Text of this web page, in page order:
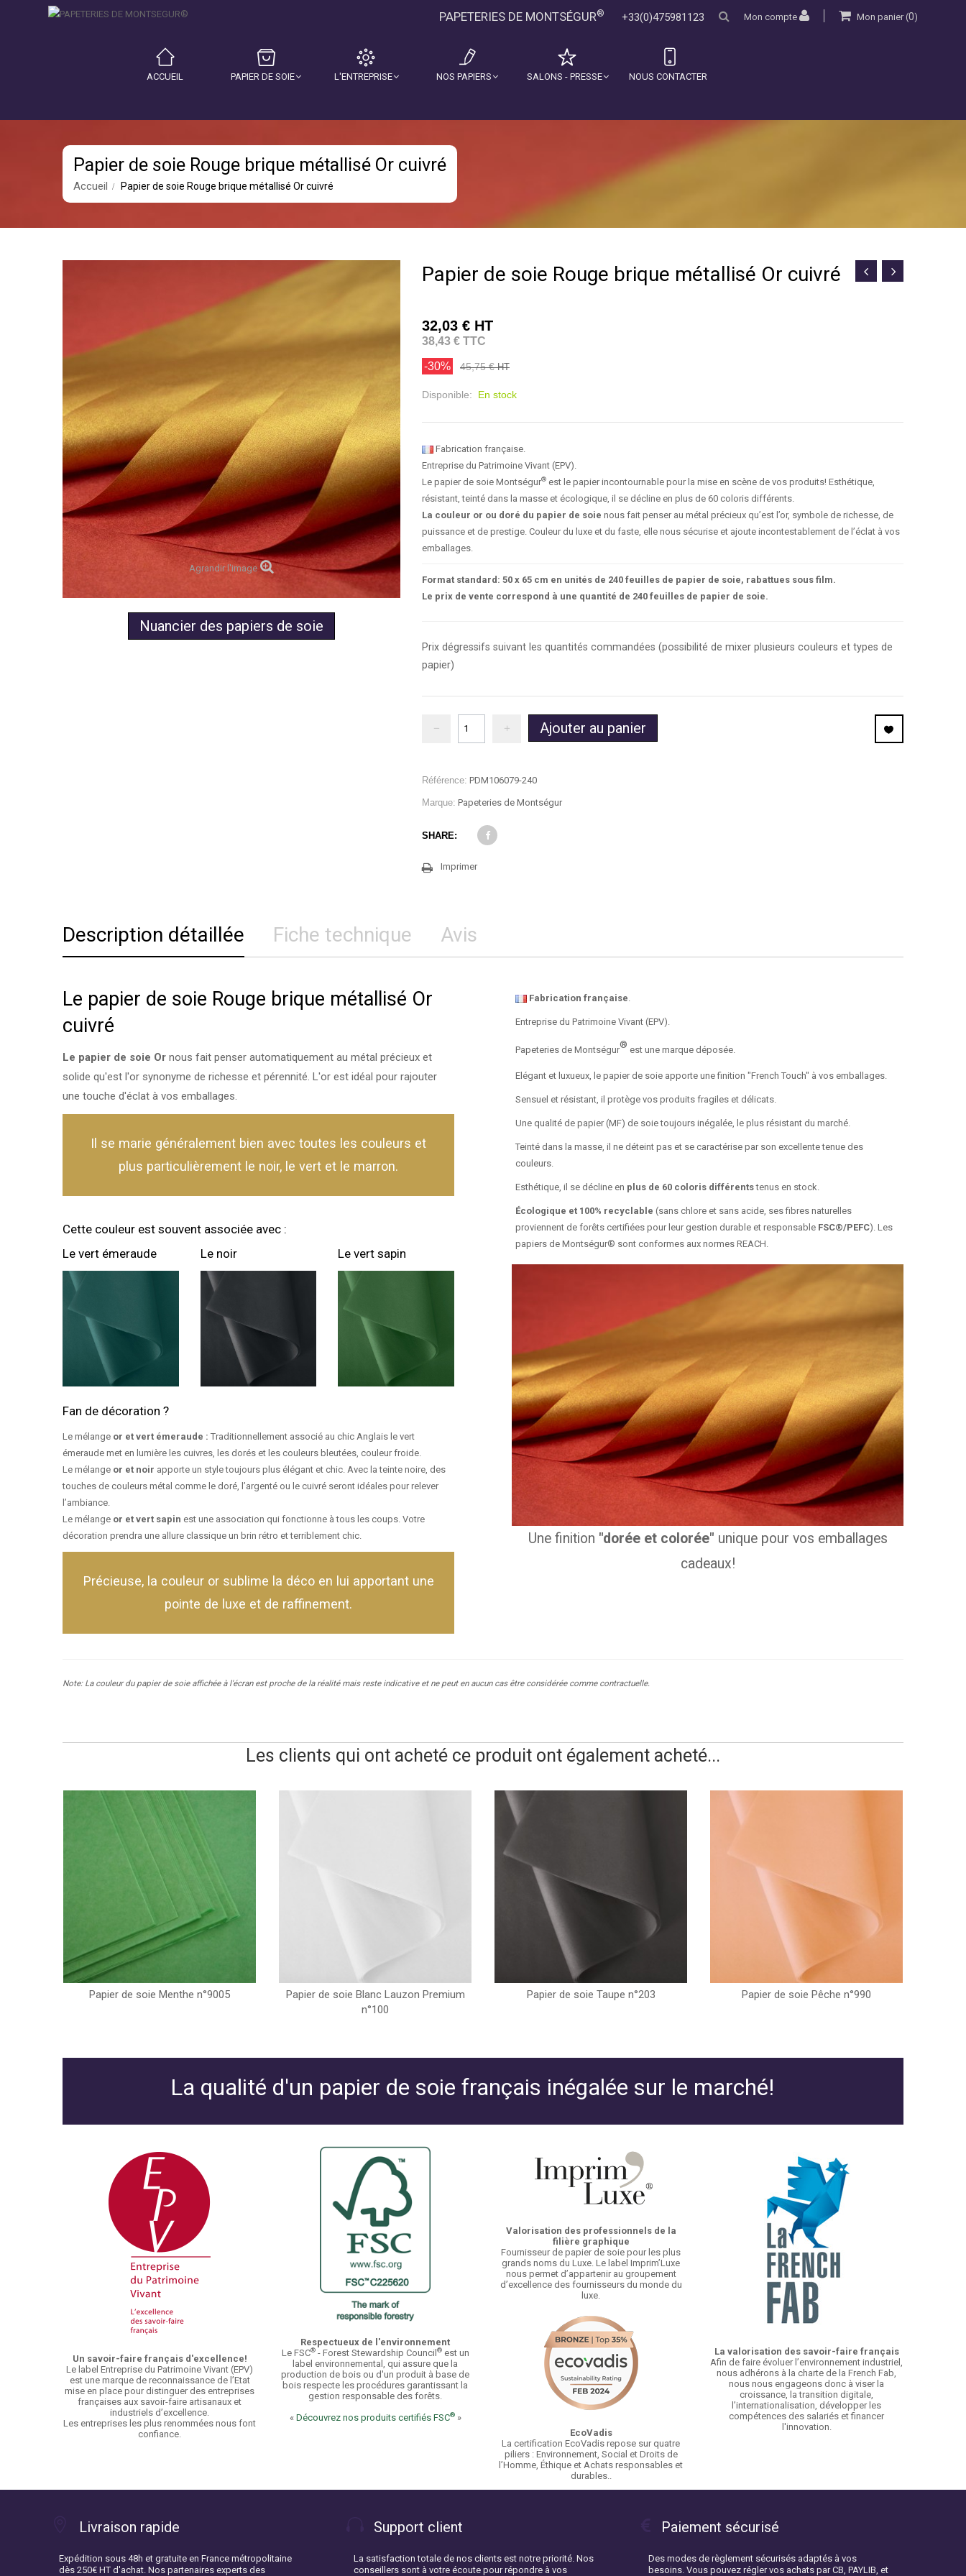
Mon panier(0)
Mon compte
PAPETERIES DE MONTSÉGUR® +33(0)475981123
ACCUEIL PAPIER DE SOIE L'ENTREPRISE NOS PAPIERS SALONS - PRESSE NOUS CONTACTER
Papier de soie Rouge brique métallisé Or cuivré
Accueil Papier de soie Rouge brique métallisé Or cuivré
Agrandir l'image
Nuancier des papiers de soie
Papier de soie Rouge brique métallisé Or cuivré
32,03 € HT
38,43 € TTC
-30% 45,75 €HT
Disponible: En stock
Fabrication française.
Entreprise du Patrimoine Vivant (EPV).
Le papier de soie Montségur® est le papier incontournable pour la mise en scène de vos produits! Esthétique,
résistant, teinté dans la masse et écologique, il se décline en plus de 60 coloris différents.
La couleur or ou doré du papier de soie nous fait penser au métal précieux qu’est l’or, symbole de richesse, de
puissance et de prestige. Couleur du luxe et du faste, elle nous sécurise et ajoute incontestablement de l’éclat à vos
emballages.
Format standard: 50 x 65 cm en unités de 240 feuilles de papier de soie, rabattues sous film.
Le prix de vente correspond à une quantité de 240 feuilles de papier de soie.
Prix dégressifs suivant les quantités commandées (possibilité de mixer plusieurs couleurs et types de
papier)
Ajouter au panier
Référence: PDM106079-240
Marque: Papeteries de Montségur
SHARE:
Imprimer
Description détaillée Fiche technique Avis
Le papier de soie Rouge brique métallisé Or
cuivré
Le papier de soie Or nous fait penser automatiquement au métal précieux et
solide qu'est l'or synonyme de richesse et pérennité. L'or est idéal pour rajouter
une touche d'éclat à vos emballages.
Il se marie généralement bien avec toutes les couleurs et
plus particulièrement le noir, le vert et le marron.
Cette couleur est souvent associée avec :
Le vert émeraude
Le noir Le vert sapin
Fan de décoration ?
Le mélange or et vert émeraude : Traditionnellement associé au chic Anglais le vert
émeraude met en lumière les cuivres, les dorés et les couleurs bleutées, couleur froide.
Le mélange or et noir apporte un style toujours plus élégant et chic. Avec la teinte noire, des
touches de couleurs métal comme le doré, l’argenté ou le cuivré seront idéales pour relever
l’ambiance.
Le mélange or et vert sapin est une association qui fonctionne à tous les coups. Votre
décoration prendra une allure classique un brin rétro et terriblement chic.
Précieuse, la couleur or sublime la déco en lui apportant une
pointe de luxe et de raffinement.
Fabrication française.
Entreprise du Patrimoine Vivant (EPV).
Papeteries de Montségur® est une marque déposée.
Elégant et luxueux, le papier de soie apporte une finition "French Touch" à vos emballages.
Sensuel et résistant, il protège vos produits fragiles et délicats.
Une qualité de papier (MF) de soie toujours inégalée, le plus résistant du marché.
Teinté dans la masse, il ne déteint pas et se caractérise par son excellente tenue des
couleurs.
Esthétique, il se décline en plus de 60 coloris différentstenus en stock.
Écologique et 100% recyclable (sans chlore et sans acide, ses fibres naturelles
proviennent de forêts certifiées pour leur gestion durable et responsable FSC®/PEFC). Les
papiers de Montségur® sont conformes aux normes REACH.
Une finition "dorée et colorée" unique pour vos emballages
cadeaux!
Note: La couleur du papier de soie affichée à l'écran est proche de la réalité mais reste indicative et ne peut en aucun cas être considérée comme contractuelle.
Les clients qui ont acheté ce produit ont également acheté...
Papier de soie Menthe n°9005
Papier de soie Blanc Lauzon Premium
n°100
Papier de soie Taupe n°203 Papier de soie Pêche n°990
La qualité d'un papier de soie français inégalée sur le marché!
Un savoir-faire français d'excellence!
Le label Entreprise du Patrimoine Vivant (EPV)
est une marque de reconnaissance de l’Etat
mise en place pour distinguer des entreprises
françaises aux savoir-faire artisanaux et
industriels d’excellence.
Les entreprises les plus renommées nous font
confiance.
Respectueux de l'environnement
Le FSC®- Forest Stewardship Council®est un
label environnemental, qui assure que la
production de bois ou d'un produit à base de
bois respecte les procédures garantissant la
gestion responsable des forêts.
« Découvrez nos produits certifiés FSC®»
Valorisation des professionnels de la
filière graphique
Fournisseur de papier de soie pour les plus
grands noms du Luxe. Le label Imprim’Luxe
nous permet d’appartenir au groupement
d’excellence des fournisseurs du monde du
luxe.
EcoVadis
La certification EcoVadis repose sur quatre
piliers : Environnement, Social et Droits de
l’Homme, Éthique et Achats responsables et
durables..
La valorisation des savoir-faire français
Afin de faire évoluer l’environnement industriel,
nous adhérons à la charte de la French Fab,
nous nous engageons donc à viser la
croissance, la transition digitale,
l’internationalisation, développer les
compétences des salariés et financer
l'innovation.
Livraison rapide
Expédition sous 48h et gratuite en France métropolitaine
dès 250€ HT d'achat. Nos partenaires experts des
Support client
La satisfaction totale de nos clients est notre priorité. Nos
conseillers sont à votre écoute pour répondre à vos
Paiement sécurisé
Des modes de règlement sécurisés adaptés à vos
besoins. Vous pouvez régler vos achats par CB, PAYLIB, et